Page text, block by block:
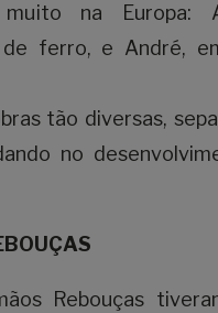
na Europa:
ferro, e André,
tão diversas,
no
Rebouças